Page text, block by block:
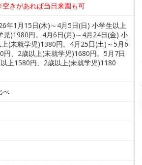
きがあれば当日来園も可
年1月15日(木)～4月5日(日) 小学生以上
児)1980円。4月6日(月)～4月24日(金) 小
(未就学児)1380円。4月25日(土)～5月6
円、2歳以上(未就学児)1680円。5月7日
上1580円、2歳以上(未就学児)1180
べ